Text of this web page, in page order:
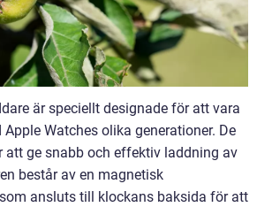
är speciellt designade för att vara
Watches olika generationer. De
att ge snabb och effektiv laddning av
består av en magnetisk
ansluts till klockans baksida för att